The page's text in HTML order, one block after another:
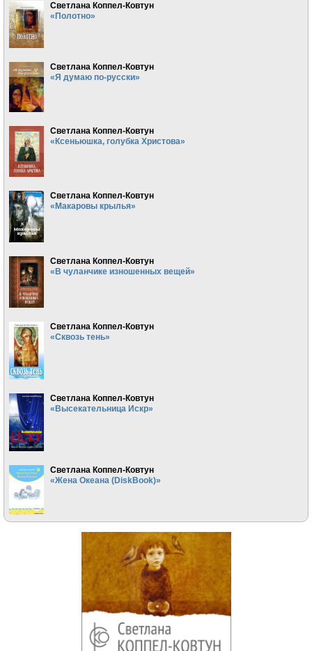
Светлана Коппел-Ковтун
«Полотно»
Светлана Коппел-Ковтун
«Я думаю по-русски»
Светлана Коппел-Ковтун
«Ксеньюшка, голубка Христова»
Светлана Коппел-Ковтун
«Макаровы крылья»
Светлана Коппел-Ковтун
«В чуланчике изношенных вещей»
Светлана Коппел-Ковтун
«Сквозь тень»
Светлана Коппел-Ковтун
«Высекательница Искр»
Светлана Коппел-Ковтун
«Жена Океана (DiskBook)»